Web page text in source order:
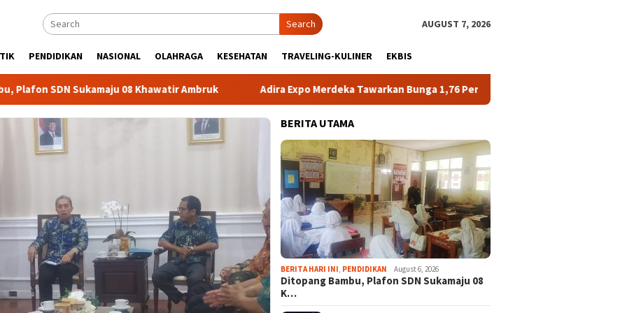
Search AUGUST 7, 2026
PENDIDIKAN NASIONAL OLAHRAGA KESEHATAN TRAVELING-KULINER EKBIS
Sukamaju 08 Khawatir Ambruk Adira Expo Merdeka Tawarkan Bunga 1,76 Persen
BERITA UTAMA
BERITA HARI INI PENDIDIKAN August 6, 2026
Ditopang Bambu, Plafon SDN Sukamaju 08
K…